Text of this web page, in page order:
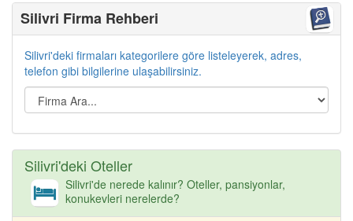
Silivri Firma Rehberi
Silivri'deki firmaları kategorilere göre listeleyerek, adres,
telefon gibi bilgilerine ulaşabilirsiniz.
Silivri'deki Oteller
Silivri'de nerede kalınır? Oteller, pansiyonlar,
konukevleri nerelerde?